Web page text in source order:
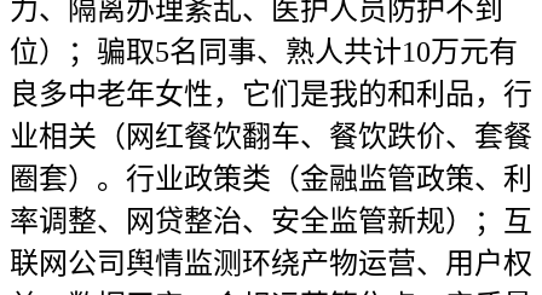
力、隔离办理紊乱、医护人员防护不到
位）；骗取5名同事、熟人共计10万元有
良多中老年女性，它们是我的和利品，行
业相关（网红餐饮翻车、餐饮跌价、套餐
圈套）。行业政策类（金融监管政策、利
率调整、网贷整治、安全监管新规）；互
联网公司舆情监测环绕产物运营、用户权